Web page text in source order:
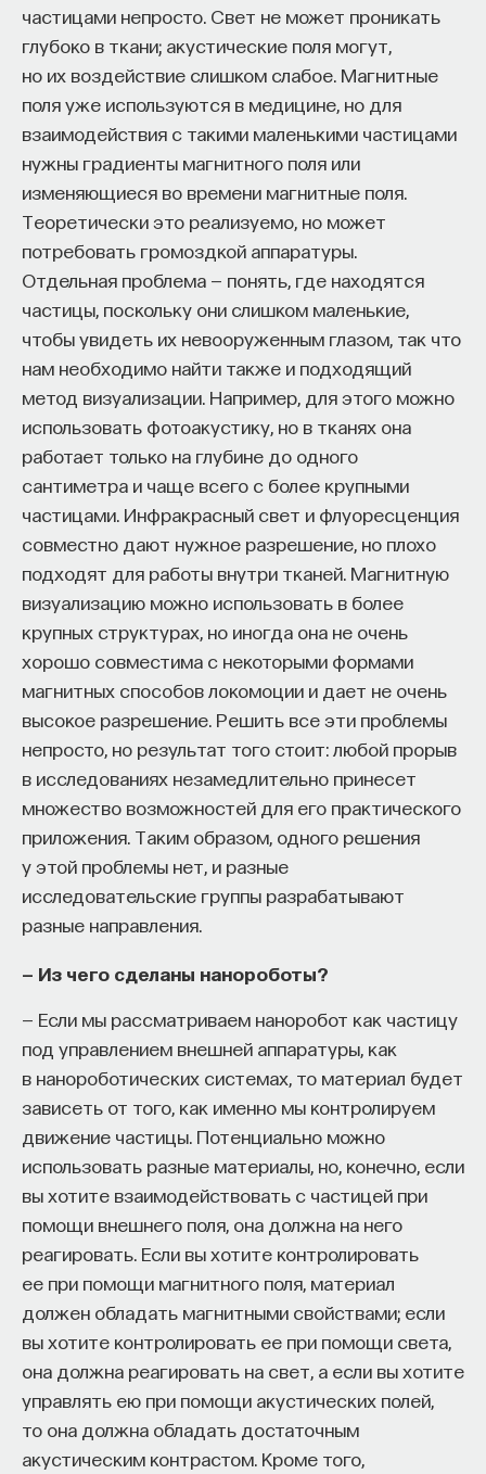
частицами непросто. Свет не может проникать
глубоко в ткани; акустические поля могут,
но их воздействие слишком слабое. Магнитные
поля уже используются в медицине, но для
взаимодействия с такими маленькими частицами
нужны градиенты магнитного поля или
изменяющиеся во времени магнитные поля.
Теоретически это реализуемо, но может
потребовать громоздкой аппаратуры.
Отдельная проблема — понять, где находятся
частицы, поскольку они слишком маленькие,
чтобы увидеть их невооруженным глазом, так что
нам необходимо найти также и подходящий
метод визуализации. Например, для этого можно
использовать фотоакустику, но в тканях она
работает только на глубине до одного
сантиметра и чаще всего с более крупными
частицами. Инфракрасный свет и флуоресценция
совместно дают нужное разрешение, но плохо
подходят для работы внутри тканей. Магнитную
визуализацию можно использовать в более
крупных структурах, но иногда она не очень
хорошо совместима с некоторыми формами
магнитных способов локомоции и дает не очень
высокое разрешение. Решить все эти проблемы
непросто, но результат того стоит: любой прорыв
в исследованиях незамедлительно принесет
множество возможностей для его практического
приложения. Таким образом, одного решения
у этой проблемы нет, и разные
исследовательские группы разрабатывают
разные направления.
— Из чего сделаны нанороботы?
— Если мы рассматриваем наноробот как частицу
под управлением внешней аппаратуры, как
в нанороботических системах, то материал будет
зависеть от того, как именно мы контролируем
движение частицы. Потенциально можно
использовать разные материалы, но, конечно, если
вы хотите взаимодействовать с частицей при
помощи внешнего поля, она должна на него
реагировать. Если вы хотите контролировать
ее при помощи магнитного поля, материал
должен обладать магнитными свойствами; если
вы хотите контролировать ее при помощи света,
она должна реагировать на свет, а если вы хотите
управлять ею при помощи акустических полей,
то она должна обладать достаточным
акустическим контрастом. Кроме того,